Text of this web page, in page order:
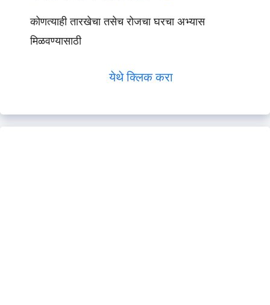
कोणत्याही तारखेचा तसेच रोजचा घरचा अभ्यास
मिळवण्यासाठी
येथे क्लिक करा